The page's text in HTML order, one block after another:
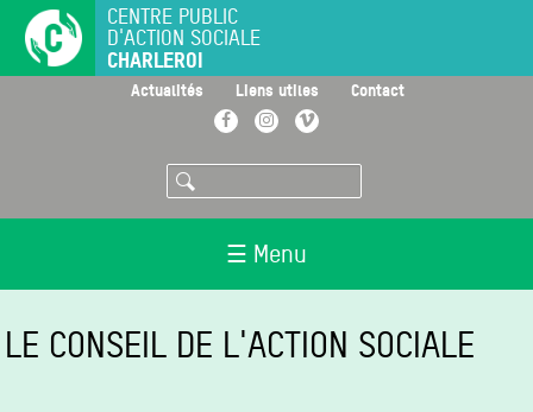
principal
CENTRE PUBLIC
D'ACTION SOCIALE
CHARLEROI
Actualités Liens utiles Contact
FacebookInstagramVimeo
Rechercher
☰ Menu
LE CONSEIL DE L'ACTION SOCIALE